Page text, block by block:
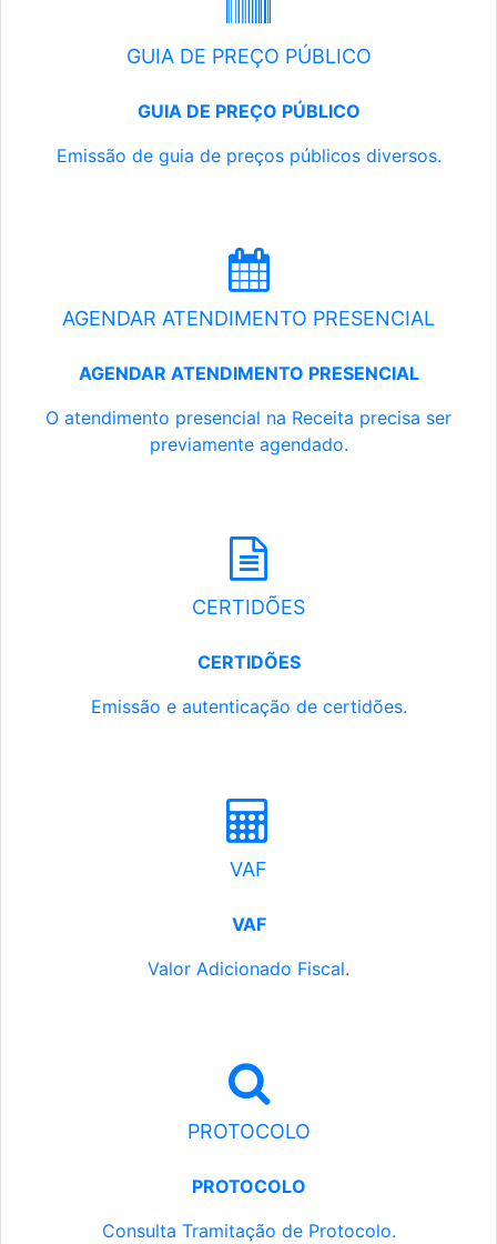
GUIA DE PREÇO PÚBLICO
GUIA DE PREÇO PÚBLICO
Emissão de guia de preços públicos diversos.
AGENDAR ATENDIMENTO PRESENCIAL
AGENDAR ATENDIMENTO PRESENCIAL
O atendimento presencial na Receita precisa ser
previamente agendado.
CERTIDÕES
CERTIDÕES
Emissão e autenticação de certidões.
VAF
VAF
Valor Adicionado Fiscal.
PROTOCOLO
PROTOCOLO
Consulta Tramitação de Protocolo.